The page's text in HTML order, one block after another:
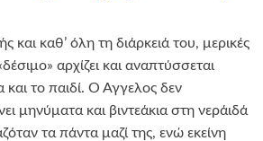
και καθ’ όλη τη διάρκειά του, μερικές
αρχίζει και αναπτύσσεται
το παιδί. Ο Άγγελος δεν
μηνύματα και βιντεάκια στη νεράιδά
τα πάντα μαζί της, ενώ εκείνη